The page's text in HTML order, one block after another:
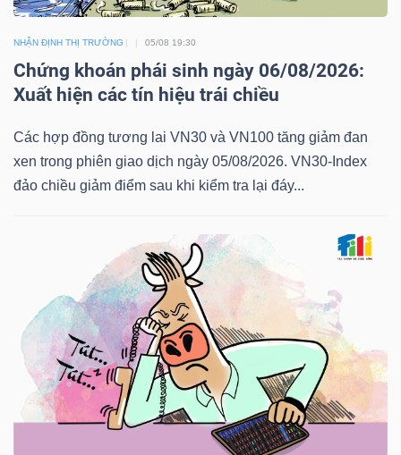
NHẬN ĐỊNH THỊ TRƯỜNG 05/08 19:30
Chứng khoán phái sinh ngày 06/08/2026:
Xuất hiện các tín hiệu trái chiều
Các hợp đồng tương lai VN30 và VN100 tăng giảm đan
xen trong phiên giao dịch ngày 05/08/2026. VN30-Index
đảo chiều giảm điểm sau khi kiểm tra lại đáy...
NGUYÊN
VẬT
TIÊU
DÙNG
KHÔNG